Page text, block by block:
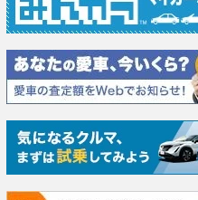
3
1.0 X
199.9